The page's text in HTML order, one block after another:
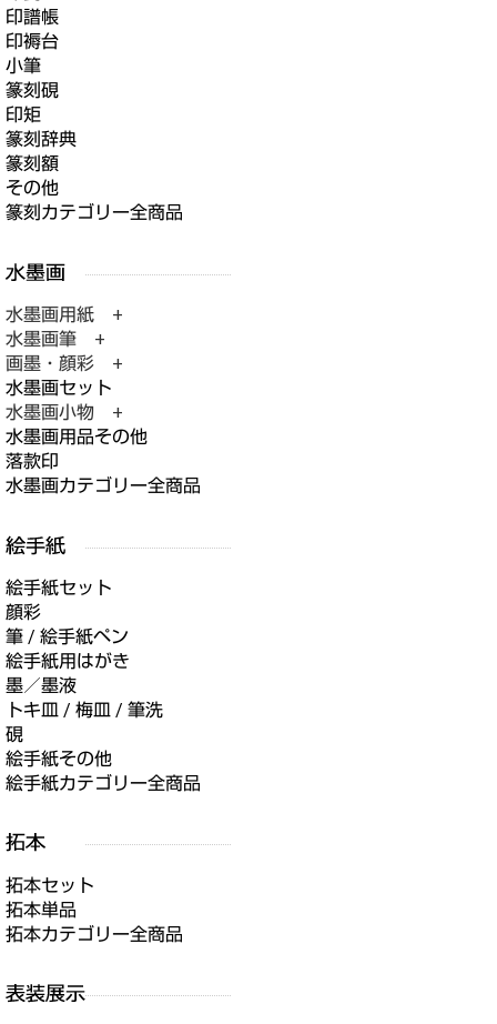
印譜帳
印褥台
小筆
篆刻硯
印矩
篆刻辞典
篆刻額
その他
篆刻カテゴリー全商品
水墨画用紙 +
水墨画筆 +
画墨・顔彩 +
水墨画セット
水墨画小物 +
水墨画用品その他
落款印
水墨画カテゴリー全商品
絵手紙セット
顔彩
筆 / 絵手紙ペン
絵手紙用はがき
墨／墨液
トキ皿 / 梅皿 / 筆洗
硯
絵手紙その他
絵手紙カテゴリー全商品
拓本セット
拓本単品
拓本カテゴリー全商品